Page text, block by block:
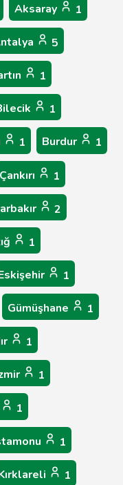
Aksaray 1
5
1
1
1 Burdur 1
Çankırı 1
2
1
1
Gümüşhane 1
1
1
1
1
1